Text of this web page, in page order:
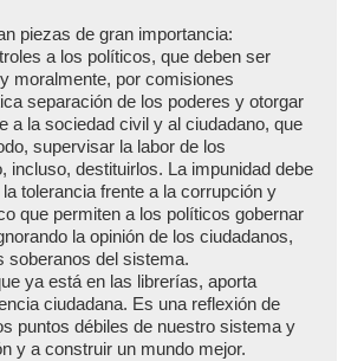
piezas de gran importancia:
a los políticos, que deben ser
moralmente, por comisiones
separación de los poderes y otorgar
a la sociedad civil y al ciudadano, que
supervisar la labor de los
incluso, destituirlos. La impunidad debe
tolerancia frente a la corrupción y
que permiten a los políticos gobernar
la opinión de los ciudadanos,
soberanos del sistema.
ya está en las librerías, aporta
ciudadana. Es una reflexión de
puntos débiles de nuestro sistema y
y a construir un mundo mejor.